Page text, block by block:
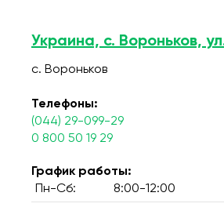
Украина, с. Вороньков,
с. Вороньков
Телефоны:
(044) 29-099-29
0 800 50 19 29
График работы:
Пн-Сб:
8:00-12:00